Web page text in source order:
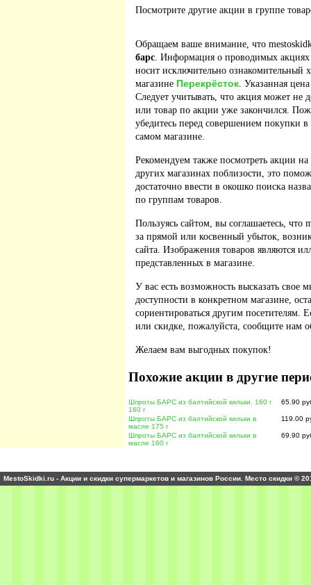
Посмотрите другие акции в группе
Обращаем ваше внимание, что
барс. Информация о проводимых акциях
носит исключительно ознакомительный
магазине Перекрёсток. Указанная
Следует учитывать, что акция может не
или товар по акции уже закончился.
убедитесь перед совершением покупки
самом магазине.
Рекомендуем также посмотреть акции
других магазинах поблизости, это
достаточно ввести в окошко поиска
по группам товаров.
Пользуясь сайтом, вы соглашаетесь, что
за прямой или косвенный убыток,
сайта. Изображения товаров являются
представленных в магазине.
У вас есть возможность высказать свое
доступности в конкретном магазине,
сориентироваться другим
или скидке, пожалуйста, сообщите нам
Желаем вам выгодных покупок!
Похожие акции в другие
Шпроты БАРС из балтийской кильки, 160 г
160 г
65.90
Шпроты БАРС из балтийской кильки в
масле 175 г
119.00
Шпроты БАРС из балтийской кильки в
масле 160 г
69.90
MestoSkidki.ru - Акции и скидки супермаркетов и магазинов России. Место скидки ©